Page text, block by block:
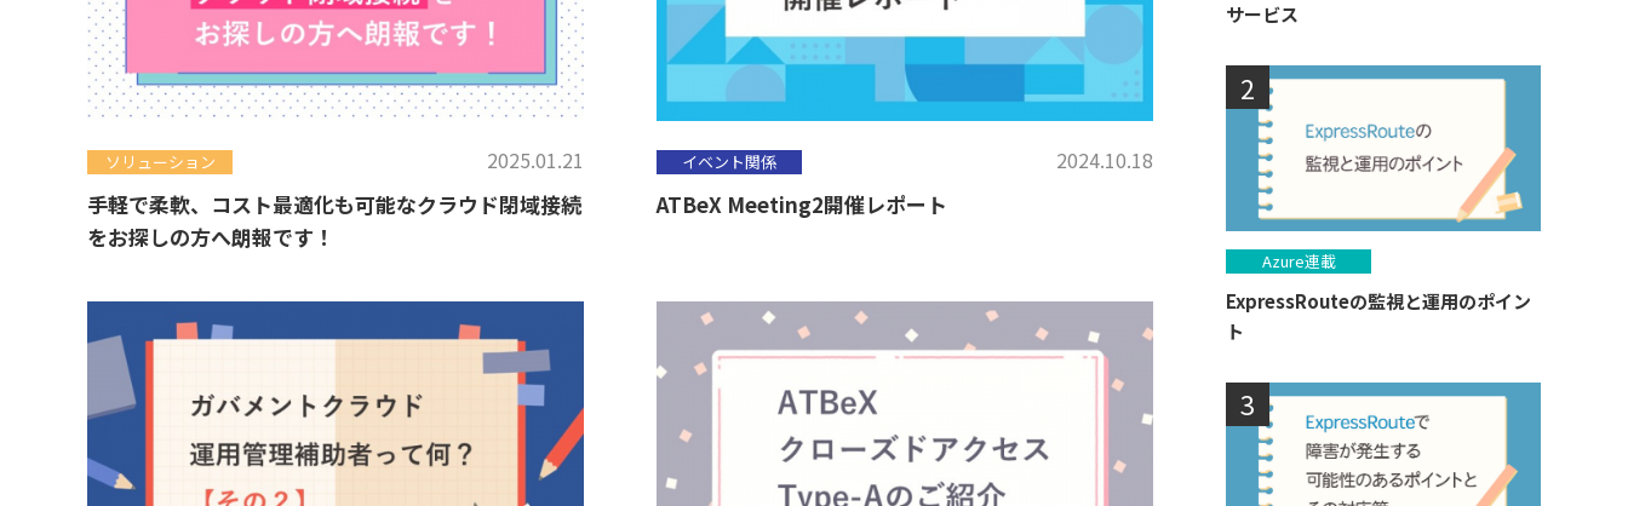
ソリューション 2025.01.21
手軽で柔軟、コスト最適化も可能なクラウド閉域接続
をお探しの方へ朗報です！
イベント関係 2024.10.18
ATBeX Meeting2開催レポート
サービス
Azure連載
ExpressRouteの監視と運用のポイン
ト